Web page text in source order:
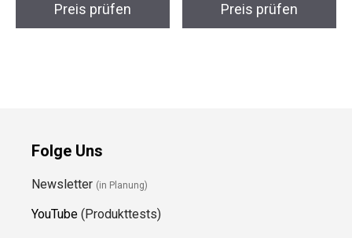
Preis prüfen Preis prüfen
Folge Uns
Newsletter (in Planung)
YouTube (Produkttests)